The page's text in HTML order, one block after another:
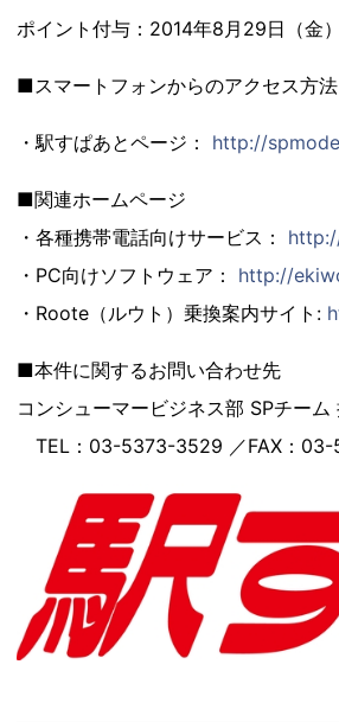
ポイント付与：2014年8月29日（金
■スマートフォンからのアクセス方
・駅すぱあとページ： http://
■関連ホームページ
・各種携帯電話向けサービス：
・PC向けソフトウェア： http://
・Roote（ルウト）乗換案内サイト:
■本件に関するお問い合わせ先
コンシューマービジネス部 SPチーム
TEL：03-5373-3529 ／FAX：03-